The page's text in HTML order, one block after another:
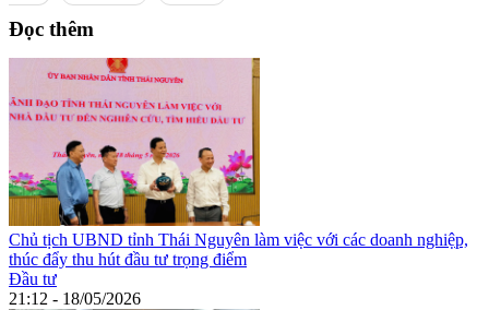
Đọc thêm
Chủ tịch UBND tỉnh Thái Nguyên làm việc với các doanh nghiệp,
thúc đẩy thu hút đầu tư trọng điểm
Đầu tư
21:12 - 18/05/2026